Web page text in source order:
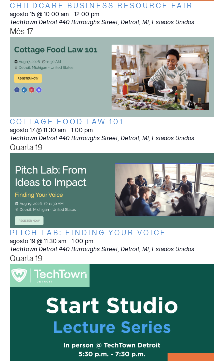
CHILDCARE BUSINESS RESOURCE FAIR
agosto 15 @ 10:00 am- 12:00 pm
TechTown Detroit 440 Burroughs Street, Detroit, MI, Estados Unidos
Mês 17
COTTAGE FOOD LAW 101
agosto 17 @ 11:30 am- 1:00 pm
TechTown Detroit 440 Burroughs Street, Detroit, MI, Estados Unidos
Quarta 19
PITCH LAB: FINDING YOUR VOICE
agosto 19 @ 11:30 am- 1:00 pm
TechTown Detroit 440 Burroughs Street, Detroit, MI, Estados Unidos
Quarta 19